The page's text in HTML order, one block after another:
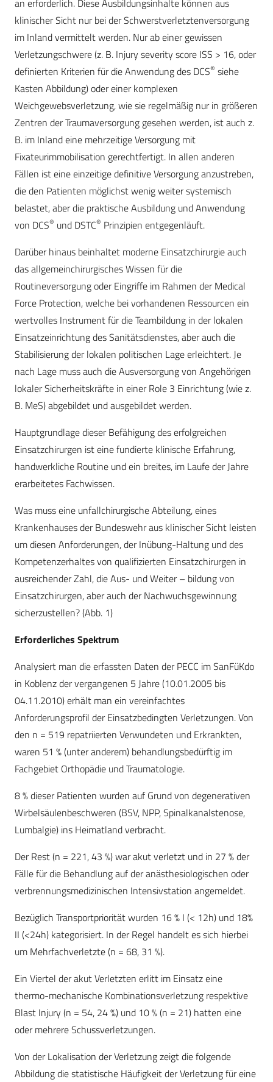
an erforderlich. Diese Ausbildungsinhalte können aus
klinischer Sicht nur bei der Schwerstverletztenversorgung
im Inland vermittelt werden. Nur ab einer gewissen
Verletzungschwere (z. B. Injury severity score ISS > 16, oder
definierten Kriterien für die Anwendung des DCS® siehe
Kasten Abbildung) oder einer komplexen
Weichgewebsverletzung, wie sie regelmäßig nur in größeren
Zentren der Traumaversorgung gesehen werden, ist auch z.
B. im Inland eine mehrzeitige Versorgung mit
Fixateurimmobilisation gerechtfertigt. In allen anderen
Fällen ist eine einzeitige definitive Versorgung anzustreben,
die den Patienten möglichst wenig weiter systemisch
belastet, aber die praktische Ausbildung und Anwendung
von DCS® und DSTC® Prinzipien entgegenläuft.
Darüber hinaus beinhaltet moderne Einsatzchirurgie auch
das allgemeinchirurgisches Wissen für die
Routineversorgung oder Eingriffe im Rahmen der Medical
Force Protection, welche bei vorhandenen Ressourcen ein
wertvolles Instrument für die Teambildung in der lokalen
Einsatzeinrichtung des Sanitätsdienstes, aber auch die
Stabilisierung der lokalen politischen Lage erleichtert. Je
nach Lage muss auch die Ausversorgung von Angehörigen
lokaler Sicherheitskräfte in einer Role 3 Einrichtung (wie z.
B. MeS) abgebildet und ausgebildet werden.
Hauptgrundlage dieser Befähigung des erfolgreichen
Einsatzchirurgen ist eine fundierte klinische Erfahrung,
handwerkliche Routine und ein breites, im Laufe der Jahre
erarbeitetes Fachwissen.
Was muss eine unfallchirurgische Abteilung, eines
Krankenhauses der Bundeswehr aus klinischer Sicht leisten
um diesen Anforderungen, der Inübung-Haltung und des
Kompetenzerhaltes von qualifizierten Einsatzchirurgen in
ausreichender Zahl, die Aus- und Weiter – bildung von
Einsatzchirurgen, aber auch der Nachwuchsgewinnung
sicherzustellen? (Abb. 1)
Erforderliches Spektrum
Analysiert man die erfassten Daten der PECC im SanFüKdo
in Koblenz der vergangenen 5 Jahre (10.01.2005 bis
04.11.2010) erhält man ein vereinfachtes
Anforderungsprofil der Einsatzbedingten Verletzungen. Von
den n = 519 repatriierten Verwundeten und Erkrankten,
waren 51 % (unter anderem) behandlungsbedürftig im
Fachgebiet Orthopädie und Traumatologie.
8 % dieser Patienten wurden auf Grund von degenerativen
Wirbelsäulenbeschweren (BSV, NPP, Spinalkanalstenose,
Lumbalgie) ins Heimatland verbracht.
Der Rest (n = 221, 43 %) war akut verletzt und in 27 % der
Fälle für die Behandlung auf der anästhesiologischen oder
verbrennungsmedizinischen Intensivstation angemeldet.
Bezüglich Transportpriorität wurden 16 % I (< 12h) und 18%
II (<24h) kategorisiert. In der Regel handelt es sich hierbei
um Mehrfachverletzte (n = 68, 31 %).
Ein Viertel der akut Verletzten erlitt im Einsatz eine
thermo-mechanische Kombinationsverletzung respektive
Blast Injury (n = 54, 24 %) und 10 % (n = 21) hatten eine
oder mehrere Schussverletzungen.
Von der Lokalisation der Verletzung zeigt die folgende
Abbildung die statistische Häufigkeit der Verletzung für eine